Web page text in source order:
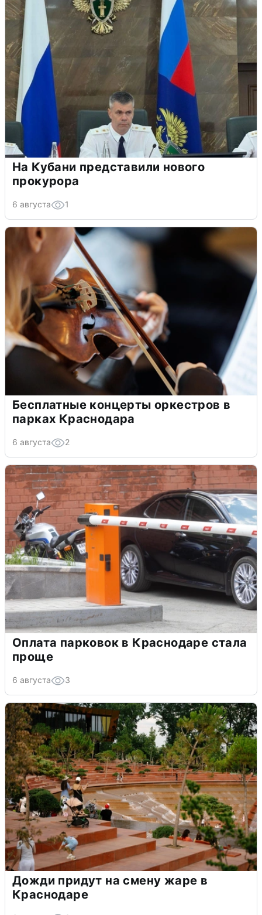
На Кубани представили нового
прокурора
6 августа 1
Бесплатные концерты оркестров в
парках Краснодара
6 августа 2
Оплата парковок в Краснодаре стала
проще
6 августа 3
Дожди придут на смену жаре в
Краснодаре